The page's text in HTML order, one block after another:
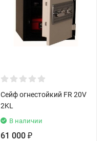
Сейф огнестойкий FR 20V
2KL
В наличии
61 000 ₽